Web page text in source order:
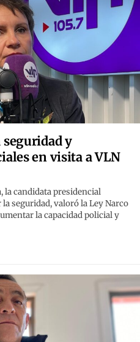
seguridad y
en visita a VLN
la candidata presidencial
seguridad, valoró la Ley Narco
la capacidad policial y